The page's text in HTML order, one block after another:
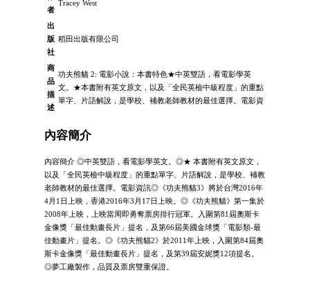
者
Tracey West
出
版
社
稻田出版有限公司
商
品
描
述
功夫熊貓 2: 電影小說：本書特色★中英雙語，看電影學英
文。★本書附有英文原文，以及「全民英檢中級程度」的重點
單字、片語解說，是學校、補教老師教材的最佳選擇。電影資
內容簡介
內容簡介 ◎中英雙語，看電影學英文。◎★ 本書附有英文原文，
以及「全民英檢中級程度」的重點單字、片語解說，是學校、補教
老師教材的最佳選擇。電影資訊◎《功夫熊貓3》將於台灣2016年
4月1日上映，香港2016年3月17日上映。◎《功夫熊貓》第一集於
2008年上映，上映當周即勇奪票房排行冠軍。入圍第81屆奧斯卡
金像獎「最佳動畫長片」提名，及第66屆美國金球獎「電影類-最
佳動畫片」提名。◎《功夫熊貓2》於2011年上映，入圍第84屆奧
斯卡金像獎「最佳動畫長片」提名，及第39屆安妮獎12項提名。
◎夢工廠製作，品質及票房雙重保證。